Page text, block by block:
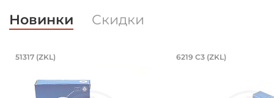
Новинки Скидки
(Kramp)Артикул 94840 (Kramp)
23 мм, шарнирный на вал 35 мм.
Подшипник 85х150х49 мм,
51317 (ZKL) Подшипник
6219 C3 (ZKL)